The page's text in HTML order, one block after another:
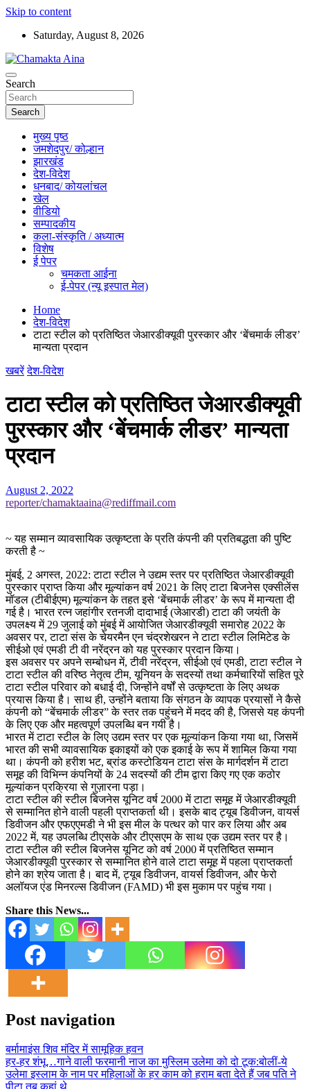
Skip to content
Saturday, August 8, 2026
Chamakta Aina
Hindi News Paper – Jharkhand
Search
Search
मुख्य पृष्ठ
जमशेदपुर/ कोल्हान
झारखंड
देश-विदेश
धनबाद/ कोयलांचल
खेल
वीडियो
सम्पादकीय
कला-संस्कृति / अध्यात्म
विशेष
ई पेपर
चमकता आईना
ई-पेपर (न्यू इस्पात मेल)
Home
देश-विदेश
टाटा स्टील को प्रतिष्ठित जेआरडीक्यूवी पुरस्कार और ‘बेंचमार्क लीडर’
मान्यता प्रदान
खबरें देश-विदेश
टाटा स्टील को प्रतिष्ठित जेआरडीक्यूवी
पुरस्कार और ‘बेंचमार्क लीडर’ मान्यता
प्रदान
August 2, 2022
reporter/chamaktaaina@rediffmail.com
~ यह सम्मान व्यावसायिक उत्कृष्टता के प्रति कंपनी की प्रतिबद्धता की पुष्टि
करती है ~
मुंबई, 2 अगस्त, 2022: टाटा स्टील ने उद्यम स्तर पर प्रतिष्ठित जेआरडीक्यूवी
पुरस्कार प्राप्त किया और मूल्यांकन वर्ष 2021 के लिए टाटा बिजनेस एक्सीलेंस
मॉडल (टीबीईएम) मूल्यांकन के तहत इसे ‘बेंचमार्क लीडर’ के रूप में मान्यता दी
गई है। भारत रत्न जहांगीर रतनजी दादाभाई (जेआरडी) टाटा की जयंती के
उपलक्ष्य में 29 जुलाई को मुंबई में आयोजित जेआरडीक्यूवी समारोह 2022 के
अवसर पर, टाटा संस के चेयरमैन एन चंद्रशेखरन ने टाटा स्टील लिमिटेड के
सीईओ एवं एमडी टी वी नरेंद्रन को यह पुरस्कार प्रदान किया।
इस अवसर पर अपने सम्बोधन में, टीवी नरेंद्रन, सीईओ एवं एमडी, टाटा स्टील ने
टाटा स्टील की वरिष्ठ नेतृत्व टीम, यूनियन के सदस्यों तथा कर्मचारियों सहित पूरे
टाटा स्टील परिवार को बधाई दी, जिन्होंने वर्षों से उत्कृष्टता के लिए अथक
प्रयास किया है। साथ ही, उन्होंने बताया कि संगठन के व्यापक प्रयासों ने कैसे
कंपनी को “बेंचमार्क लीडर” के स्तर तक पहुंचने में मदद की है, जिससे यह कंपनी
के लिए एक और महत्वपूर्ण उपलब्धि बन गयी है।
भारत में टाटा स्टील के लिए उद्यम स्तर पर एक मूल्यांकन किया गया था, जिसमें
भारत की सभी व्यावसायिक इकाइयों को एक इकाई के रूप में शामिल किया गया
था। कंपनी को हरीश भट, ब्रांड कस्टोडियन टाटा संस के मार्गदर्शन में टाटा
समूह की विभिन्न कंपनियों के 24 सदस्यों की टीम द्वारा किए गए एक कठोर
मूल्यांकन प्रक्रिया से गुज़ारना पड़ा।
टाटा स्टील की स्टील बिजनेस यूनिट वर्ष 2000 में टाटा समूह में जेआरडीक्यूवी
से सम्मानित होने वाली पहली प्राप्तकर्ता थी। इसके बाद ट्यूब डिवीजन, वायर्स
डिवीजन और एफएएमडी ने भी इस मील के पत्थर को पार कर लिया और अब
2022 में, यह उपलब्धि टीएसके और टीएसएम के साथ एक उद्यम स्तर पर है।
टाटा स्टील की स्टील बिजनेस यूनिट को वर्ष 2000 में प्रतिष्ठित सम्मान
जेआरडीक्यूवी पुरस्कार से सम्मानित होने वाले टाटा समूह में पहला प्राप्तकर्ता
होने का श्रेय जाता है। बाद में, ट्यूब डिवीजन, वायर्स डिवीजन, और फेरो
अलॉयज एंड मिनरल्स डिवीजन (FAMD) भी इस मुकाम पर पहुंच गया।
Share this News...
Post navigation
बर्मामाइंस शिव मंदिर में सामूहिक हवन
हर-हर शंभू…गाने वाली फरमानी नाज का मुस्लिम उलेमा को दो टूक:बोलीं-ये
उलेमा इस्लाम के नाम पर महिलाओं के हर काम को हराम बता देते हैं जब पति ने
पीटा तब कहां थे